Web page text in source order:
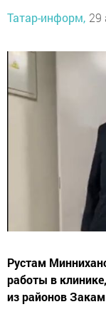
Татар-информ, 29
Рустам
работы в
из районов